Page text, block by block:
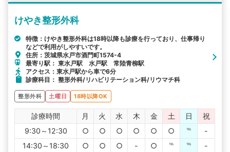
けやき整形外科
特徴：けやき整形外科は18時以降も診療を行っており、仕事帰り
などで利用がしやすいです。
住所：茨城県水戸市酒門町1574-4
最寄り駅： 東水戸駅 水戸駅 常陸青柳駅
アクセス：東水戸駅から車で6分
診療科目： 整形外科/リハビリテーション科/リウマチ科
整形外科 土曜日 18時以降OK
診療時間 月 火 水 木 金 土 日
祝
9:30～12:30
○ ○ ○ ○ ○ ○ ℡
-
14:30～18:30
○ ○ ○ - ○ ℡ ℡ -